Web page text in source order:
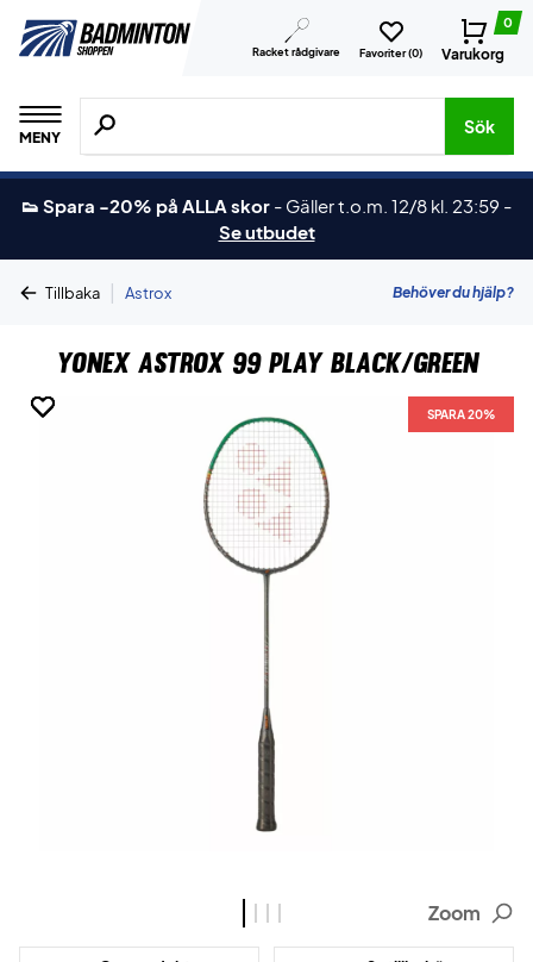
Racket rådgivare Favoriter (0)
0
Varukorg
MENY
Sök efter produkter, märken osv.
Sök
👟 Spara -20% på ALLA skor - Gäller t.o.m. 12/8 kl. 23:59 -
Se utbudet
Tillbaka | Astrox Behöver du hjälp?
Yonex Astrox 99 Play Black/Green
SPARA 20%
SPARA 20%
SPARA 20%
SPARA 20%
Zoom